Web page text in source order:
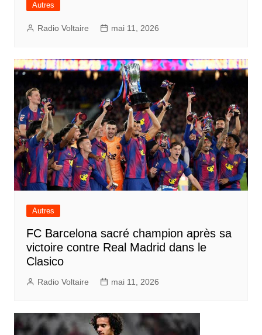
Autres
Radio Voltaire mai 11, 2026
Autres
FC Barcelona sacré champion après sa
victoire contre Real Madrid dans le
Clasico
Radio Voltaire mai 11, 2026